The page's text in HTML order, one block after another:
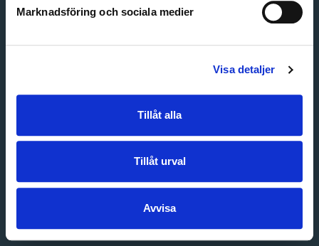
Marknadsföring och sociala medier
Visa detaljer
Tillåt alla
Tillåt urval
Avvisa